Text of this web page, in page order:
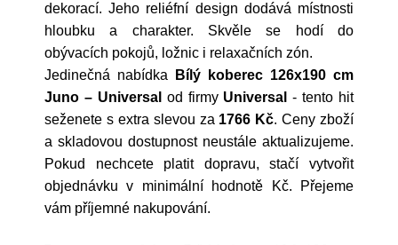
dekorací. Jeho reliéfní design dodává místnosti
hloubku a charakter. Skvěle se hodí do
obývacích pokojů, ložnic i relaxačních zón.
Jedinečná nabídka
Bílý koberec 126x190 cm
Juno – Universal od firmy Universal - tento hit
seženete s extra slevou za 1766 Kč. Ceny zboží
a skladovou dostupnost neustále aktualizujeme.
Pokud nechcete platit dopravu, stačí vytvořit
objednávku v minimální hodnotě Kč. Přejeme
vám příjemné nakupování.